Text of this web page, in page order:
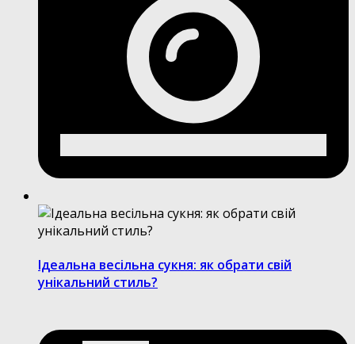
Ідеальна весільна сукня: як обрати свій
унікальний стиль?